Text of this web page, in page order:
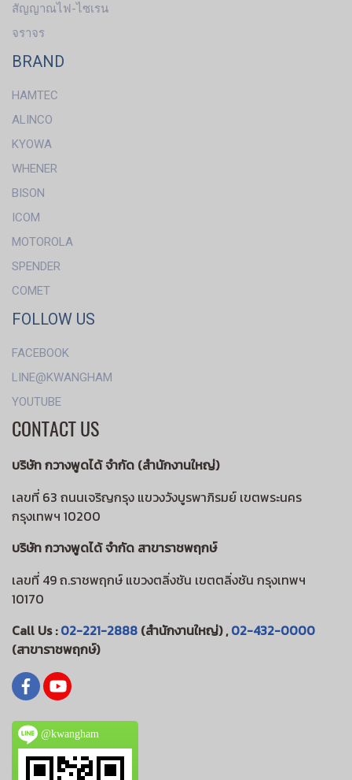
สัญญาณไฟ-ไซเรน
จราจร
BRAND
HAMTEC
ALINCO
KYOWA
WHENER
BISON
ICOM
MOTOROLA
SPENDER
COMET
FOLLOW US
FACEBOOK
LINE@KWANGHAM
YOUTUBE
CONTACT US
บริษัท กวางพูดได้ จำกัด (สำนักงานใหญ่)
เลขที่ 63 ถนนเจริญกรุง แขวงวังบูรพาภิรมย์ เขตพระนคร
กรุงเทพฯ 10200
บริษัท กวางพูดได้ จำกัด สาขาราชพฤกษ์
เลขที่ 49 ถ.ราชพฤกษ์ แขวงตลิ่งชัน เขตตลิ่งชัน กรุงเทพฯ
10170
Call Us :02-221-2888 (สำนักงานใหญ่) ,02-432-0000
(สาขาราชพฤกษ์)
@kwangham